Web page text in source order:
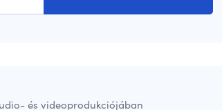
és videoprodukciójában